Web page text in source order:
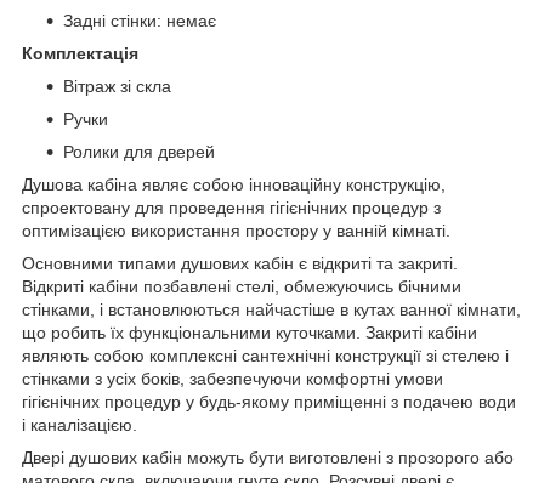
Задні стінки: немає
Комплектація
Вітраж зі скла
Ручки
Ролики для дверей
Душова кабіна являє собою інноваційну конструкцію,
спроектовану для проведення гігієнічних процедур з
оптимізацією використання простору у ванній кімнаті.
Основними типами душових кабін є відкриті та закриті.
Відкриті кабіни позбавлені стелі, обмежуючись бічними
стінками, і встановлюються найчастіше в кутах ванної кімнати,
що робить їх функціональними куточками. Закриті кабіни
являють собою комплексні сантехнічні конструкції зі стелею і
стінками з усіх боків, забезпечуючи комфортні умови
гігієнічних процедур у будь-якому приміщенні з подачею води
і каналізацією.
Двері душових кабін можуть бути виготовлені з прозорого або